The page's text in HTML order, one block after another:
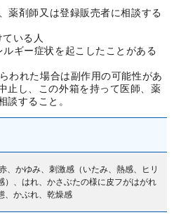
物かごに入れる
物かごに入れる
薬剤師又は登録販売者に相談する
ている人
ルギー症状を起こしたことがある
われた場合は副作用の可能性があ
止し、この外箱を持って医師、薬
談すること。
、かゆみ、刺激感（いたみ、熱感、ヒリ
）、はれ、かさぶたの様に皮フがはがれ
、かぶれ、乾燥感